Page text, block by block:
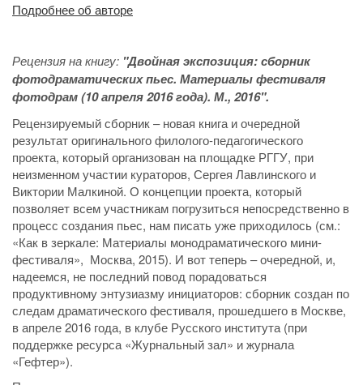
Подробнее об авторе
Рецензия на книгу: "Двойная экспозиция: сборник
фотодраматических пьес. Материалы фестиваля
фотодрам (10 апреля 2016 года). М., 2016".
Рецензируемый сборник – новая книга и очередной
результат оригинального филолого-педагогического
проекта, который организован на площадке РГГУ, при
неизменном участии кураторов, Сергея Лавлинского и
Виктории Малкиной. О концепции проекта, который
позволяет всем участникам погрузиться непосредственно в
процесс создания пьес, нам писать уже приходилось (см.:
«Как в зеркале: Материалы монодраматического мини-
фестиваля», Москва, 2015). И вот теперь – очередной, и,
надеемся, не последний повод порадоваться
продуктивному энтузиазму инициаторов: сборник создан по
следам драматического фестиваля, прошедшего в Москве,
в апреле 2016 года, в клубе Русского института (при
поддержке ресурса «Журнальный зал» и журнала
«Гефтер»).